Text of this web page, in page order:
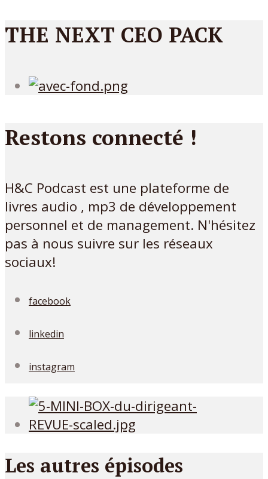
THE NEXT CEO PACK
Restons connecté !
H&C Podcast est une plateforme de
livres audio , mp3 de développement
personnel et de management. N'hésitez
pas à nous suivre sur les réseaux
sociaux!
facebook
linkedin
instagram
Les autres épisodes